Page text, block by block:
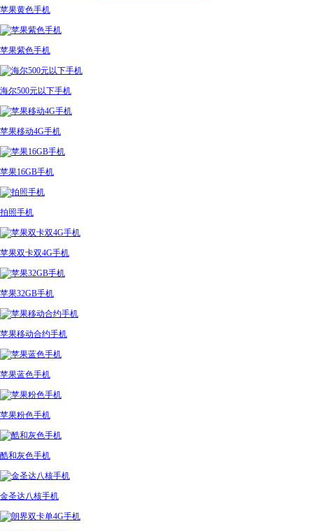
苹果黄色手机
苹果紫色手机
海尔500元以下手机
苹果移动4G手机
苹果16GB手机
拍照手机
苹果双卡双4G手机
苹果32GB手机
苹果移动合约手机
苹果蓝色手机
苹果粉色手机
酷和灰色手机
金圣达八核手机